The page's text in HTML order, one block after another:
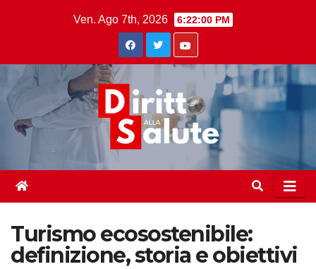
Ven. Ago 7th, 2026 6:22:01 PM
Turismo ecosostenibile:
definizione, storia e obiettivi